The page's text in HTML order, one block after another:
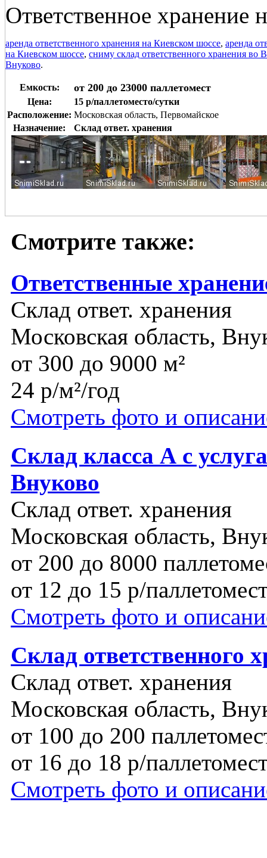
Ответственное
аренда ответственного хранения на Киевском шоссе, аренда
на Киевском шоссе, сниму склад ответственного хранения во
Внуково.
Емкость: от 200 до 23000 паллетомест
Цена:
15 р/паллетоместо/сутки
Расположение: Московская область, Первомайское
Назначение:
Склад ответ. хранения
Смотрите также:
Ответственные
Склад ответ. хранения
Московская область,
от 300 до 9000 м²
24 р/м²/год
Смотреть фото и
Склад класса А с
Внуково
Склад ответ. хранения
Московская область,
от 200 до 8000
от 12 до 15 р/
Смотреть фото и
Склад ответственного
Склад ответ. хранения
Московская область,
от 100 до 200
от 16 до 18 р/
Смотреть фото и